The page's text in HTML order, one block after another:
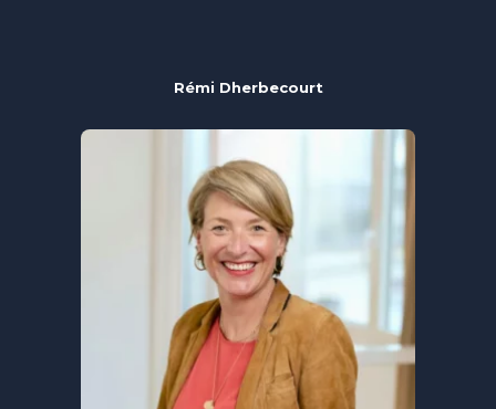
Rémi Dherbecourt